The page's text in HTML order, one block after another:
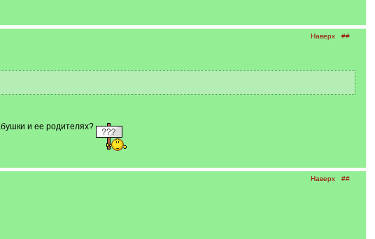
Наверх ##
и ее родителях?
Наверх ##